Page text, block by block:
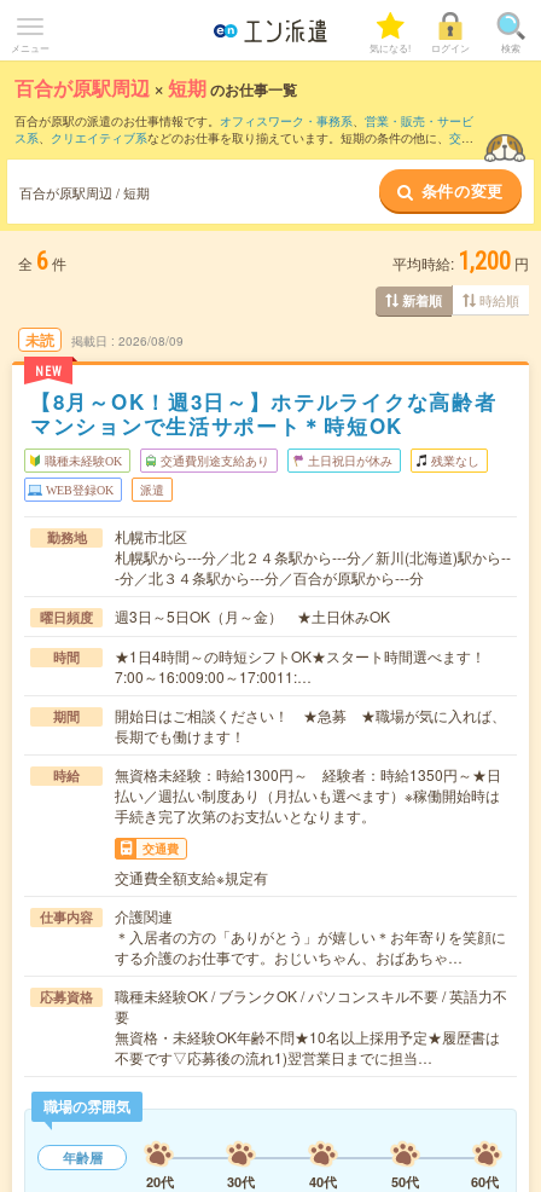
メニュー 気になる! ログイン 検索
百合が原駅周辺 ×短期のお仕事一覧
百合が原駅の派遣のお仕事情報です。 オフィスワーク・事務系、 営業・販売・サービ
ス系、 クリエイティブ系などのお仕事を取り揃えています。短期の条件の他に、 交通
百合が原駅周辺 / 短期 条件の変更
全 6件 平均時給: 1,200 円
新着順 時給順
未読
NEW
掲載日 2026/08/09
【8月～OK！週3日～】ホテルライクな高齢者
マンションで生活サポート＊時短OK
職種未経験OK 交通費別途支給あり 土日祝日が休み 残業なし
WEB登録OK 派遣
勤務地
札幌市北区
札幌駅から---分／北２４条駅から---分／新川(北海道)駅から--
-分／北３４条駅から---分／百合が原駅から---分
曜日頻度 週3日～5日OK（月～金） ★土日休みOK
時間
★1日4時間～の時短シフトOK★スタート時間選べます！
7:00～16:009:00～17:0011:…
期間
開始日はご相談ください！ ★急募 ★職場が気に入れば、
長期でも働けます！
時給
無資格未経験：時給1300円～ 経験者：時給1350円～★日
払い／週払い制度あり（月払いも選べます）※稼働開始時は
手続き完了次第のお支払いとなります。
交通費
交通費全額支給※規定有
仕事内容
介護関連
＊入居者の方の「ありがとう」が嬉しい＊お年寄りを笑顔に
する介護のお仕事です。おじいちゃん、おばあちゃ…
応募資格
職種未経験OK / ブランクOK / パソコンスキル不要 / 英語力不
要
無資格・未経験OK年齢不問★10名以上採用予定★履歴書は
不要です▽応募後の流れ1)翌営業日までに担当…
職場の雰囲気
年齢層
20代
30代 40代 50代
60代